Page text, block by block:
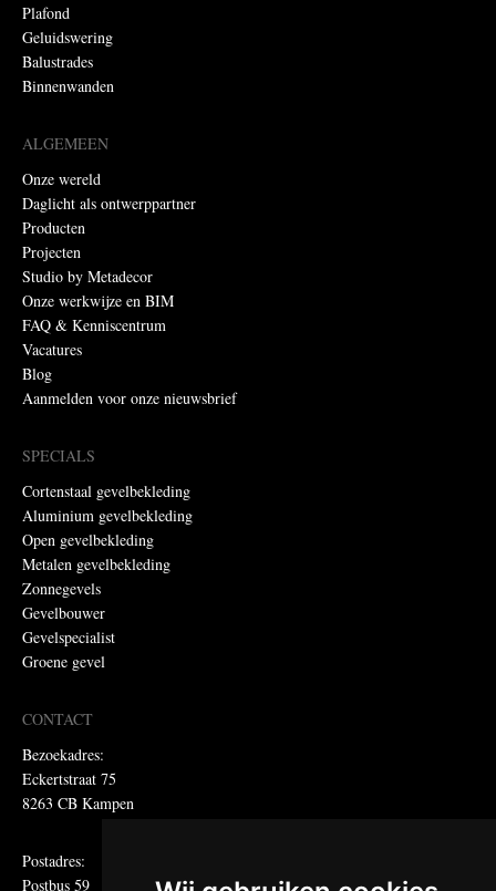
Plafond
Geluidswering
Balustrades
Binnenwanden
ALGEMEEN
Onze wereld
Daglicht als ontwerppartner
Producten
Projecten
Studio by Metadecor
Onze werkwijze en BIM
FAQ & Kenniscentrum
Vacatures
Blog
Aanmelden voor onze nieuwsbrief
SPECIALS
Cortenstaal gevelbekleding
Aluminium gevelbekleding
Open gevelbekleding
Metalen gevelbekleding
Zonnegevels
Gevelbouwer
Gevelspecialist
Groene gevel
CONTACT
Bezoekadres:
Eckertstraat 75
8263 CB Kampen
Postadres:
Postbus 59